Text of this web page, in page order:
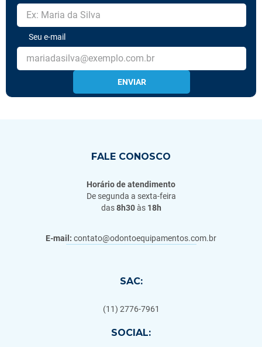
Seu e-mail
ENVIAR
FALE CONOSCO
Horário de atendimento
De segunda a sexta-feira
das8h30às 18h
E-mail: contato@odontoequipamentos.com.br
SAC:
(11) 2776-7961
SOCIAL: